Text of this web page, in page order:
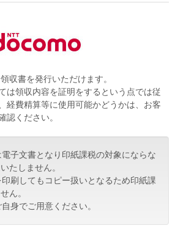
収書を発行いただけます。
は領収内容を証明をするという点では従
経費精算等に使用可能かどうかは、お客
認ください。
子文書となり印紙課税の対象にならな
たしません。
刷してもコピー扱いとなるため印紙課
ん。
身でご用意ください。